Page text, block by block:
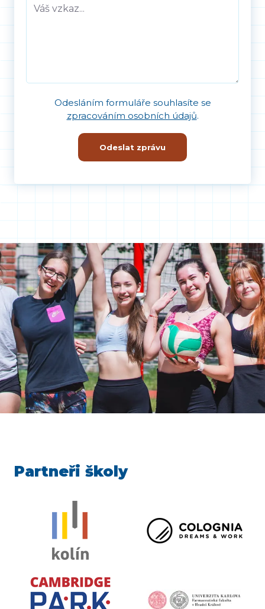
Odesláním formuláře souhlasíte se
zpracováním osobních údajů.
Odeslat zprávu
Partneři školy